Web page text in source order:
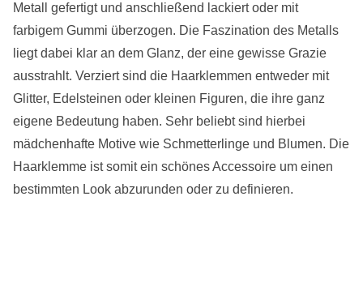
Metall gefertigt und anschließend lackiert oder mit
farbigem Gummi überzogen. Die Faszination des Metalls
liegt dabei klar an dem Glanz, der eine gewisse Grazie
ausstrahlt. Verziert sind die Haarklemmen entweder mit
Glitter, Edelsteinen oder kleinen Figuren, die ihre ganz
eigene Bedeutung haben. Sehr beliebt sind hierbei
mädchenhafte Motive wie Schmetterlinge und Blumen. Die
Haarklemme ist somit ein schönes Accessoire um einen
bestimmten Look abzurunden oder zu definieren.